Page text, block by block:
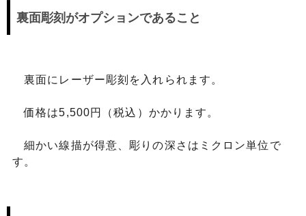
裏面彫刻がオプションであること
裏面にレーザー彫刻を入れられます。
価格は5,500円（税込）かかります。
細かい線描が得意、彫りの深さはミクロン単位で
す。